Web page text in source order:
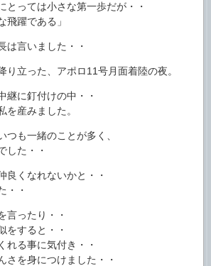
とっては小さな第一歩だが・・
飛躍である」
は言いました・・
り立った、アポロ11号月面着陸の夜。
継に釘付けの中・・
を産みました。
つも一緒のことが多く、
した・・
良くなれないかと・・
・・
言ったり・・
をすると・・
れる事に気付き・・
さを身につけました・・